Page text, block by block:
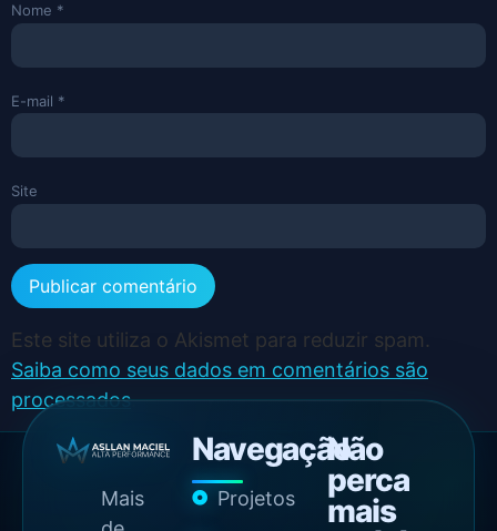
Nome *
E-mail *
Site
Este site utiliza o Akismet para reduzir spam.
Saiba como seus dados em comentários são
processados.
Mais
Navegação
Projetos
Não
perca
mais